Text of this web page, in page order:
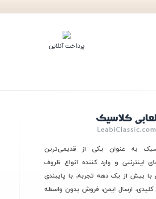
پرداخت آنلاین
به عنوان یکی از قدیمی‌ترین
اینترنتی و وارد کننده انواع ظروف
بیش از یک دهه تجربه، با پایبندی
ارسال ایمن، فروش بدون واسطه